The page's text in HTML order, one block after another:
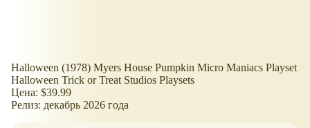
Halloween (1978) Myers House Pumpkin Micro Maniacs Playset
Halloween Trick or Treat Studios Playsets
Цена: $39.99
Релиз: декабрь 2026 года